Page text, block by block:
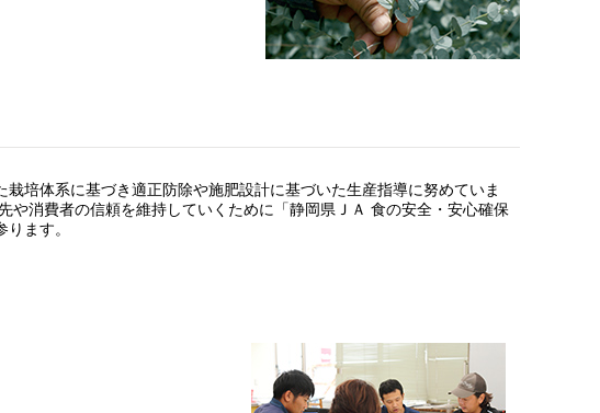
培体系に基づき適正防除や施肥設計に基づいた生産指導に努めていま
消費者の信頼を維持していくために「静岡県ＪＡ 食の安全・安心確保
ます。